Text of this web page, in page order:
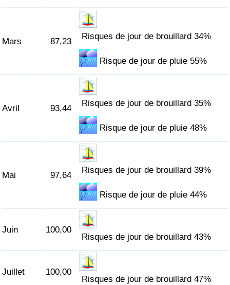
Mars 87,23
Risques de jour de brouillard 34%
Risque de jour de pluie 55%
Avril 93,44
Risques de jour de brouillard 35%
Risque de jour de pluie 48%
Mai 97,64
Risques de jour de brouillard 39%
Risque de jour de pluie 44%
Juin 100,00
Risques de jour de brouillard 43%
Juillet 100,00
Risques de jour de brouillard 47%
Indice de Trafic (Actuel)
Indice de Trafic par Pays